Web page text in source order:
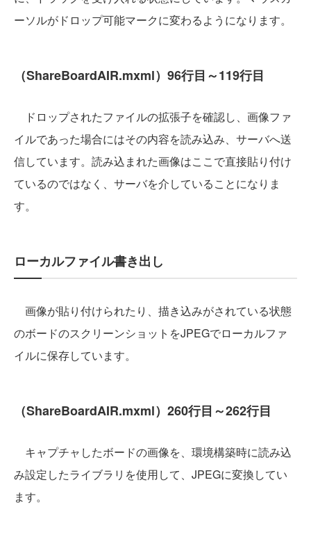
ーソルがドロップ可能マークに変わるようになります。
（ShareBoardAIR.mxml）96行目～119行目
ドロップされたファイルの拡張子を確認し、画像ファ
イルであった場合にはその内容を読み込み、サーバへ送
信しています。読み込まれた画像はここで直接貼り付け
ているのではなく、サーバを介していることになりま
す。
ローカルファイル書き出し
画像が貼り付けられたり、描き込みがされている状態
のボードのスクリーンショットをJPEGでローカルファ
イルに保存しています。
（ShareBoardAIR.mxml）260行目～262行目
キャプチャしたボードの画像を、環境構築時に読み込
み設定したライブラリを使用して、JPEGに変換してい
ます。